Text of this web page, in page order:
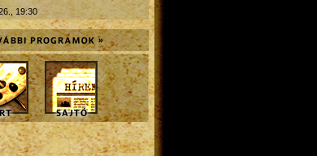
19:30